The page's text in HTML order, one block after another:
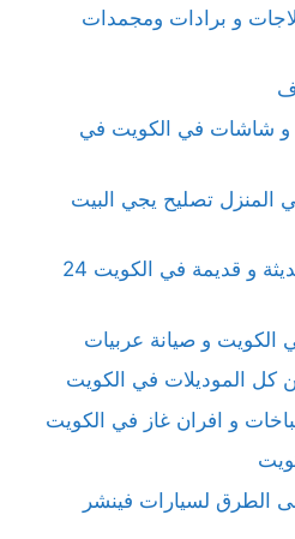
و برادات ومجمدات
و شاشات في الكويت في
المنزل تصليح يجي البيت
خدمات تصليح سيارات حديثة و قديمة في الكويت 24
و صيانة عربيات
الموديلات في الكويت
و افران غاز في الكويت
الطرق لسيارات فينشر